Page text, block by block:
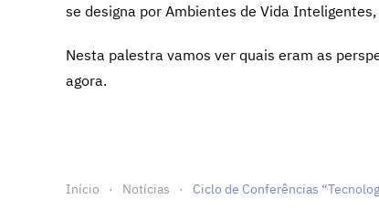
se designa por Ambientes de Vida
Nesta palestra vamos ver quais eram as
agora.
Início Notícias Ciclo de Conferências